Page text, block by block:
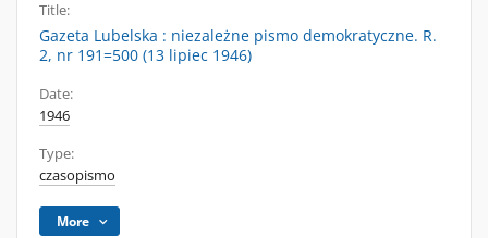
Title:
Gazeta Lubelska : niezależne pismo demokratyczne. R.
2, nr 191=500 (13 lipiec 1946)
Date:
1946
Type:
czasopismo
More